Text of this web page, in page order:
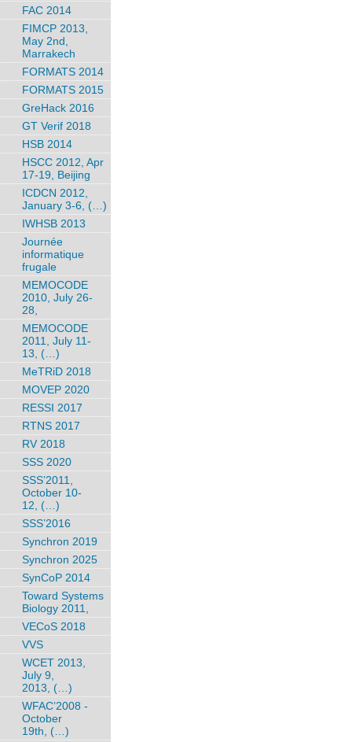
FAC 2014
FIMCP 2013,
May 2nd,
Marrakech
FORMATS 2014
FORMATS 2015
GreHack 2016
GT Verif 2018
HSB 2014
HSCC 2012, Apr
17-19, Beijing
ICDCN 2012,
January 3-6, (…)
IWHSB 2013
Journée
informatique
frugale
MEMOCODE
2010, July 26-
28,
MEMOCODE
2011, July 11-
13, (…)
MeTRiD 2018
MOVEP 2020
RESSI 2017
RTNS 2017
RV 2018
SSS 2020
SSS’2011,
October 10-
12, (…)
SSS’2016
Synchron 2019
Synchron 2025
SynCoP 2014
Toward Systems
Biology 2011,
VECoS 2018
VVS
WCET 2013,
July 9,
2013, (…)
WFAC’2008 -
October
19th, (…)